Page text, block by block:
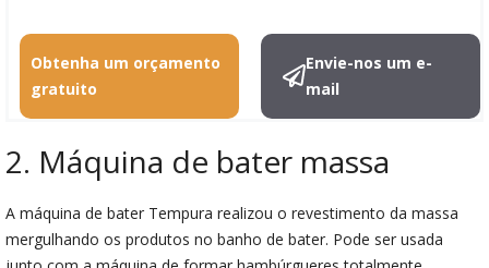
Obtenha um orçamento
gratuito
Envie-nos um e-
mail
2. Máquina de bater massa
A máquina de bater Tempura realizou o revestimento da massa
mergulhando os produtos no banho de bater. Pode ser usada